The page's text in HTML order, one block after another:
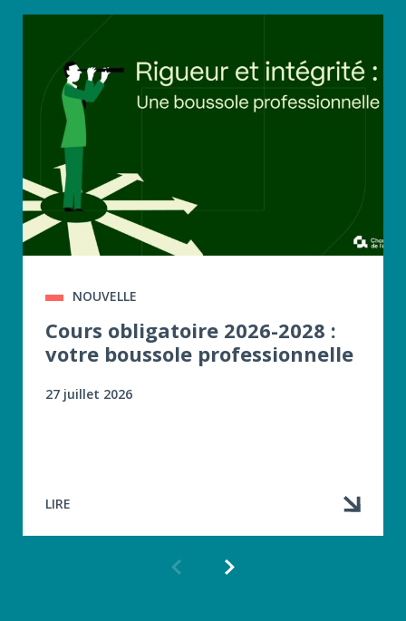
NOUVELLE
Cours obligatoire 2026-2028 :
votre boussole professionnelle
27 juillet 2026
LIRE